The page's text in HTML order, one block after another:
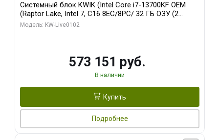
Системный блок KWIK (Intel Core i7-13700KF OEM
(Raptor Lake, Intel 7, C16 8EC/8PC/ 32 ГБ ОЗУ (2
модуля)/ Afox RTX4090 24GB GDDR6X 384-Bit 3xDP
Модель: KW-Live0102
573 151 руб.
В наличии
Купить
Подробнее